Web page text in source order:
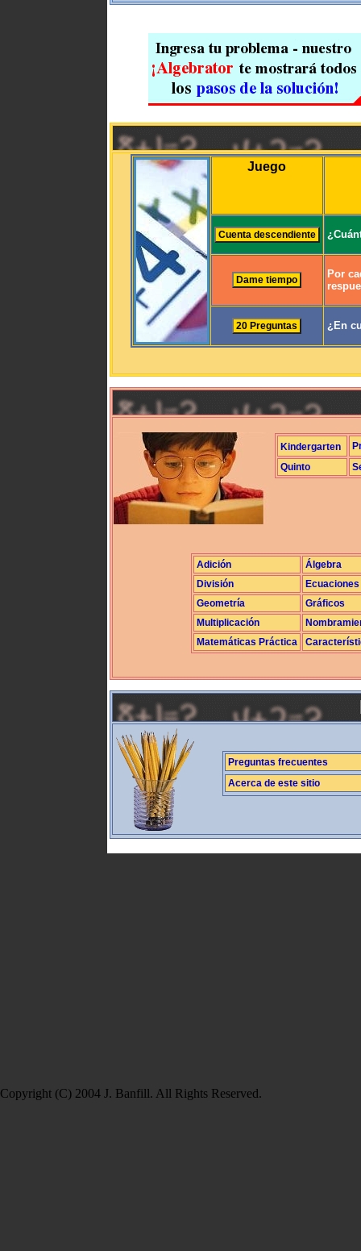
Juego
Por
¿En
Kindergarten
Quinto
Adición
Álgebra
División
Ecuaciones
Geometría
Gráficos
Multiplicación
Matemáticas Práctica
Preguntas frecuentes
Acerca de este sitio
Copyright (C) 2004 J. Banfill. All Rights Reserved.